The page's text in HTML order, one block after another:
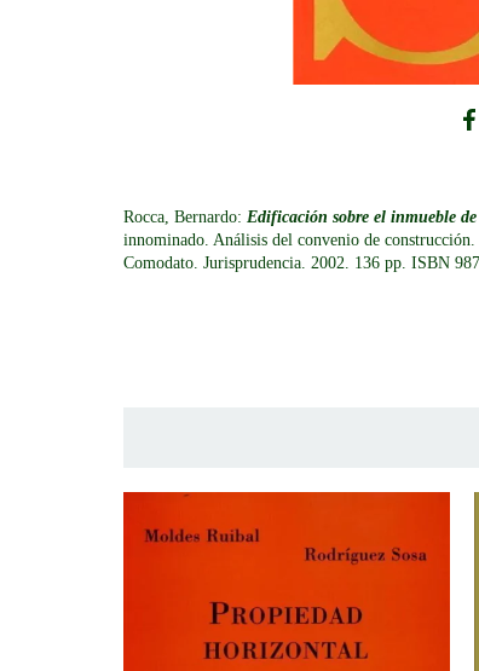
Rocca, Bernardo: Edificación sobre el inmueble de
innominado. Análisis del convenio de
Comodato. Jurisprudencia. 2002. 136 pp. ISBN